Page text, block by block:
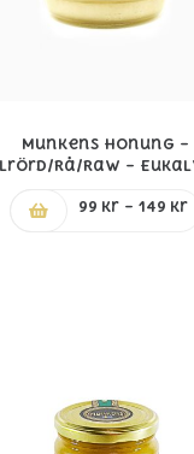
Munkens Honung –
Rå/Raw –
99 kr – 149 kr